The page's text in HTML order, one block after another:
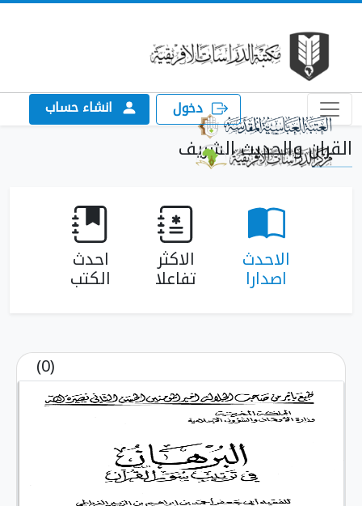
دخول انشاء حساب
القران والحديث الشريف
الاحدث
اصدارا
الاكثر
تفاعلا
احدث
الكتب
(0)